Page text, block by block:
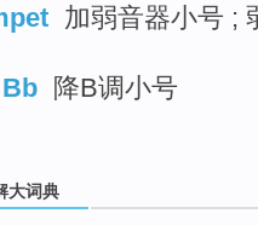
加弱音器小号 ;
降B调小号
大词典